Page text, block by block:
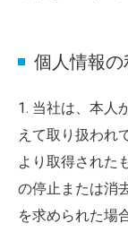
個人情報
1. 当社は、本人
えて取り扱われ
より取得された
の停止または消
を求められた場